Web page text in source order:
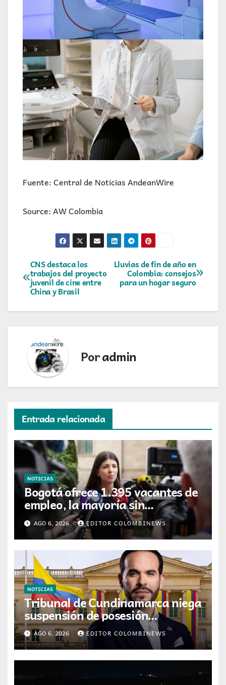
Fuente: Central de Noticias AndeanWire
Source: AW Colombia
Navegación
de
entradas
Lluvias de fin de año en
Colombia: consejos
para un hogar seguro
CNS destaca los
trabajos del proyecto
juvenil de cine entre
China y Brasil
Poradmin
Entrada relacionada
NOTICIAS
Bogotá ofrece 1.395 vacantes de
empleo, la mayoría sin
experiencia requerida
AGO 6, 2026 EDITOR COLOMBINEWS
NOTICIAS
Tribunal de Cundinamarca niega
suspensión de posesión
presidencial de Abelardo de la
Espriella en Cali
AGO 6, 2026 EDITOR COLOMBINEWS